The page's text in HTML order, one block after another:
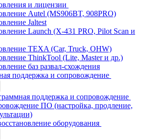
и лицензии
Autel (MS906BT, 908PRO)
Jaltest
Launch (X-431 PRO, Pilot Scan и
TEXA (Car, Truck, OHW)
ThinkTool (Lite, Master и др.)
баз развал-схождения
поддержка и сопровождение
поддержка и сопровождение
ПО (настройка, продление,
оборудования